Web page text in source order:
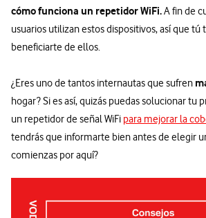
cómo funciona un repetidor WiFi.A fin de
usuarios utilizan estos dispositivos, así que tú
beneficiarte de ellos.
¿Eres uno de tantos internautas que sufren
hogar? Si es así, quizás puedas solucionar tu
un repetidor de señal WiFi para mejorar la
tendrás que informarte bien antes de elegir
comienzas por aquí?